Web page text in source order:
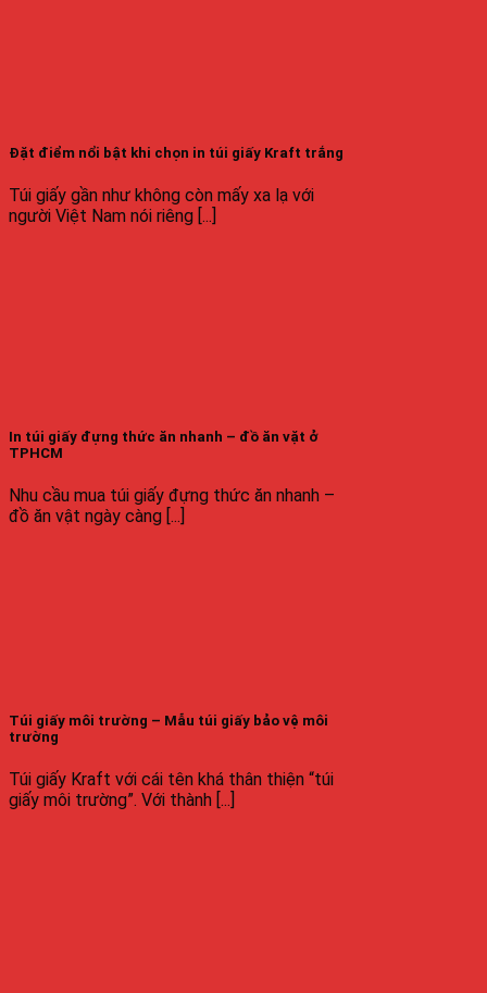
Đặt điểm nổi bật khi chọn in túi giấy Kraft trắng
Túi giấy gần như không còn mấy xa lạ với
người Việt Nam nói riêng [...]
In túi giấy đựng thức ăn nhanh – đồ ăn vặt ở
TPHCM
Nhu cầu mua túi giấy đựng thức ăn nhanh –
đồ ăn vật ngày càng [...]
Túi giấy môi trường – Mẫu túi giấy bảo vệ môi
trường
Túi giấy Kraft với cái tên khá thân thiện “túi
giấy môi trường”. Với thành [...]